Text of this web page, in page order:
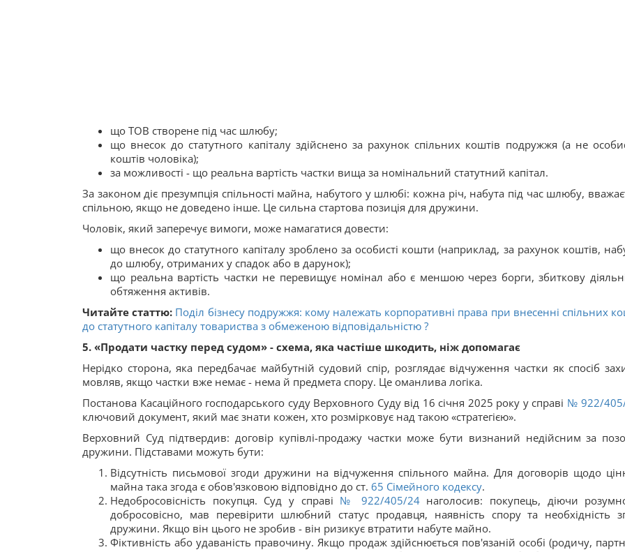
що ТОВ створене під час шлюбу;
що внесок до статутного капіталу здійснено за рахунок спільних коштів подружжя (а не
коштів чоловіка);
за можливості - що реальна вартість частки вища за номінальний статутний капітал.
За законом діє презумпція спільності майна, набутого у шлюбі: кожна річ, набута під час шлюбу,
спільною, якщо не доведено інше. Це сильна стартова позиція для дружини.
Чоловік, який заперечує вимоги, може намагатися довести:
що внесок до статутного капіталу зроблено за особисті кошти (наприклад, за рахунок коштів,
до шлюбу, отриманих у спадок або в дарунок);
що реальна вартість частки не перевищує номінал або є меншою через борги, збиткову
обтяження активів.
Читайте статтю: Поділ бізнесу подружжя: кому належать корпоративні права при внесенні спільних
до статутного капіталу товариства з обмеженою відповідальністю ?
5. «Продати частку перед судом» - схема, яка частіше шкодить, ніж допомагає
Нерідко сторона, яка передбачає майбутній судовий спір, розглядає відчуження частки як спосіб
мовляв, якщо частки вже немає - нема й предмета спору. Це оманлива логіка.
Постанова Касаційного господарського суду Верховного Суду від 16 січня 2025 року у справі № 922/
ключовий документ, який має знати кожен, хто розмірковує над такою «стратегією».
Верховний Суд підтвердив: договір купівлі-продажу частки може бути визнаний недійсним за
дружини. Підставами можуть бути:
Відсутність письмової згоди дружини на відчуження спільного майна. Для договорів щодо
майна така згода є обов'язковою відповідно до ст. 65 Сімейного кодексу.
Недобросовісність покупця. Суд у справі № 922/405/24наголосив: покупець, діючи
добросовісно, мав перевірити шлюбний статус продавця, наявність спору та необхідність
дружини. Якщо він цього не зробив - він ризикує втратити набуте майно.
Фіктивність або удаваність правочину. Якщо продаж здійснюється пов'язаній особі (родичу,